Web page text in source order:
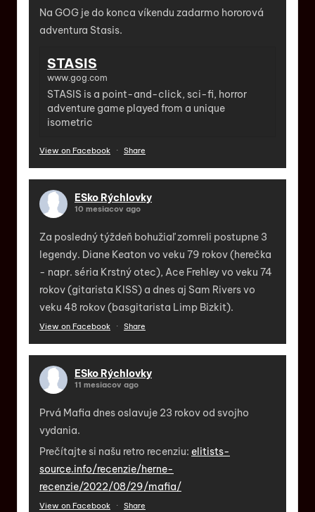
Na GOG je do konca víkendu zadarmo hororová
adventura Stasis.
STASIS
www.gog.com
STASIS is a point-and-click, sci-fi, horror
adventure game played from a unique
isometric
View on Facebook · Share
ESko Rýchlovky
10 mesiacov ago
Za posledný týždeň bohužiaľ zomreli postupne 3
legendy. Diane Keaton vo veku 79 rokov (herečka
- napr. séria Krstný otec), Ace Frehley vo veku 74
rokov (gitarista KISS) a dnes aj Sam Rivers vo
veku 48 rokov (basgitarista Limp Bizkit).
View on Facebook · Share
ESko Rýchlovky
11 mesiacov ago
Prvá Mafia dnes oslavuje 23 rokov od svojho
vydania.
Prečítajte si našu retro recenziu: elitists-
source.info/recenzie/herne-
recenzie/2022/08/29/mafia/
View on Facebook · Share